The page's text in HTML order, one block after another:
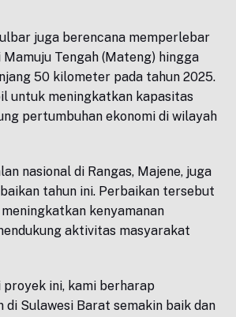
juga berencana memperlebar
Tengah (Mateng) hingga
50 kilometer pada tahun 2025.
untuk meningkatkan kapasitas
pertumbuhan ekonomi di wilayah
nasional di Rangas, Majene, juga
tahun ini. Perbaikan tersebut
kenyamanan
aktivitas masyarakat
proyek ini, kami berharap
Sulawesi Barat semakin baik dan